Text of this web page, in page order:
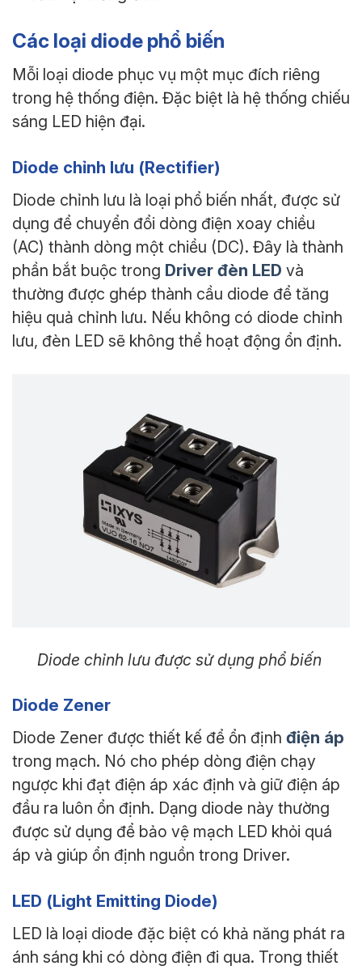
Các loại diode phổ biến
Mỗi loại diode phục vụ một mục đích riêng
trong hệ thống điện. Đặc biệt là hệ thống chiếu
sáng LED hiện đại.
Diode chỉnh lưu (Rectifier)
Diode chỉnh lưu là loại phổ biến nhất, được sử
dụng để chuyển đổi dòng điện xoay chiều
(AC) thành dòng một chiều (DC). Đây là thành
phần bắt buộc trong Driver đèn LED và
thường được ghép thành cầu diode để tăng
hiệu quả chỉnh lưu. Nếu không có diode chỉnh
lưu, đèn LED sẽ không thể hoạt động ổn định.
Diode chỉnh lưu được sử dụng phổ biến
Diode Zener
Diode Zener được thiết kế để ổn định điện áp
trong mạch. Nó cho phép dòng điện chạy
ngược khi đạt điện áp xác định và giữ điện áp
đầu ra luôn ổn định. Dạng diode này thường
được sử dụng để bảo vệ mạch LED khỏi quá
áp và giúp ổn định nguồn trong Driver.
LED (Light Emitting Diode)
LED là loại diode đặc biệt có khả năng phát ra
ánh sáng khi có dòng điện đi qua. Trong thiết